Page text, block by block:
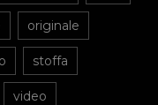
originale
stoffa
video